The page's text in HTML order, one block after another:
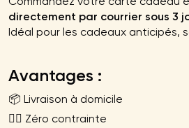
directement par courrier sous 3
Idéal pour les cadeaux anticipés,
Avantages :
📦 Livraison à domicile
🧘‍♀️ Zéro contrainte